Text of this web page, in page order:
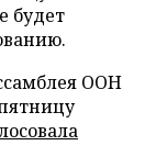
будет
ООН